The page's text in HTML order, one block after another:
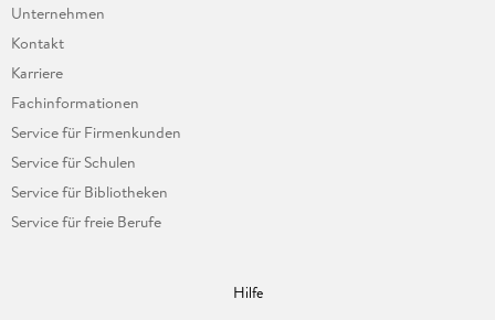
Unternehmen
Kontakt
Karriere
Fachinformationen
Service für Firmenkunden
Service für Schulen
Service für Bibliotheken
Service für freie Berufe
Hilfe